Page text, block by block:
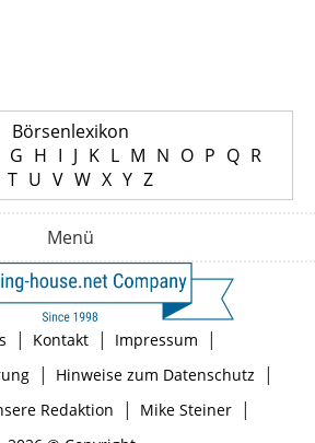
Börsenlexikon
G H I J K L M N O P Q R
T U V W X Y Z
Menü
| Kontakt | Impressum |
| Hinweise zum Datenschutz |
Redaktion | Mike Steiner|